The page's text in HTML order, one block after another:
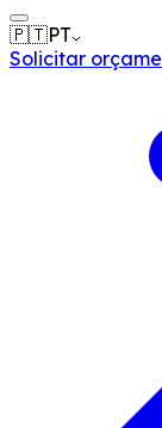
🇵🇹PT
Solicitar